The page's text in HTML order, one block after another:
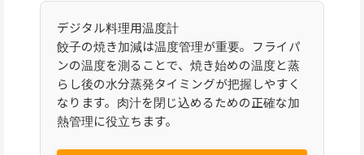
デジタル料理用温度計
餃子の焼き加減は温度管理が重要。フライパ
ンの温度を測ることで、焼き始めの温度と蒸
らし後の水分蒸発タイミングが把握しやすく
なります。肉汁を閉じ込めるための正確な加
熱管理に役立ちます。